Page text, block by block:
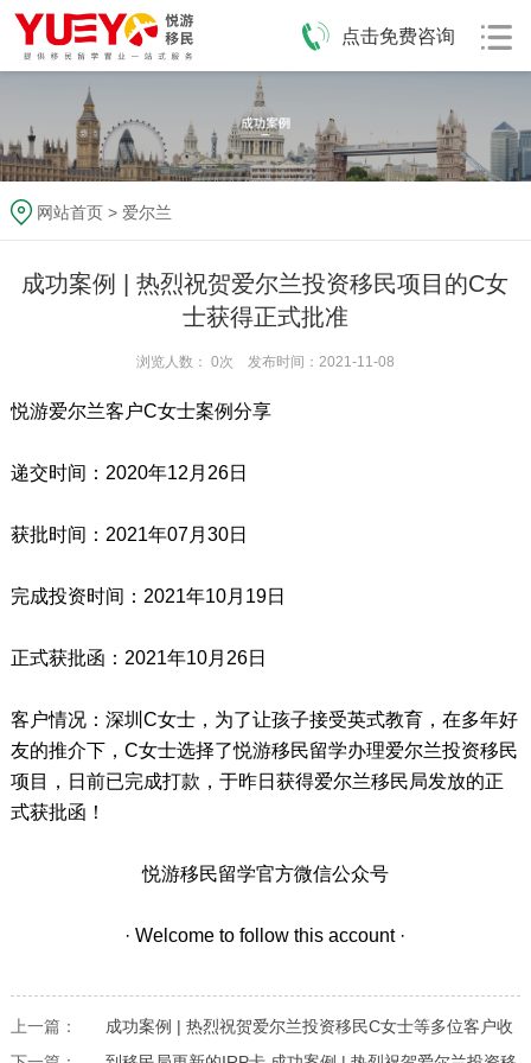
点击免费咨询
网站首页> 爱尔兰
成功案例 | 热烈祝贺爱尔兰投资移民项目的C女
士获得正式批准
浏览人数： 0次 发布时间：2021-11-08
悦游爱尔兰客户C女士案例分享
递交时间：2020年12月26日
获批时间：2021年07月30日
完成投资时间：2021年10月19日
正式获批函：2021年10月26日
客户情况：深圳C女士，为了让孩子接受英式教育，在多年好
友的推介下，C女士选择了悦游移民留学办理爱尔兰投资移民
项目，日前已完成打款，于昨日获得爱尔兰移民局发放的正
式获批函！
悦游移民留学官方微信公众号
· Welcome to follow this account ·
上一篇：
成功案例 | 热烈祝贺爱尔兰投资移民C女士等多位客户收